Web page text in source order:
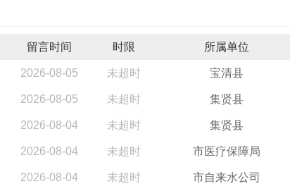
留言时间 时限 所属单位
2026-08-05 未超时 宝清县
2026-08-05 未超时 集贤县
2026-08-04 未超时 集贤县
2026-08-04 未超时 市医疗保障局
2026-08-04 未超时 市自来水公司